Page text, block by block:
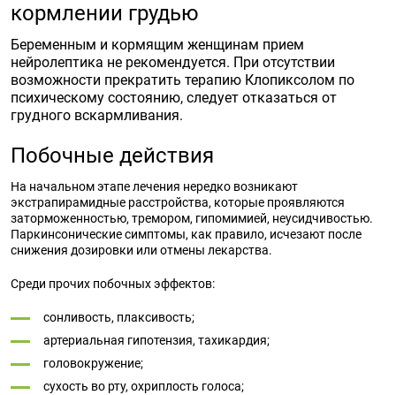
кормлении грудью
Беременным и кормящим женщинам прием
нейролептика не рекомендуется. При отсутствии
возможности прекратить терапию Клопиксолом по
психическому состоянию, следует отказаться от
грудного вскармливания.
Побочные действия
На начальном этапе лечения нередко возникают
экстрапирамидные расстройства, которые проявляются
заторможенностью, тремором, гипомимией, неусидчивостью.
Паркинсонические симптомы, как правило, исчезают после
снижения дозировки или отмены лекарства.
Среди прочих побочных эффектов:
сонливость, плаксивость;
артериальная гипотензия, тахикардия;
головокружение;
сухость во рту, охриплость голоса;